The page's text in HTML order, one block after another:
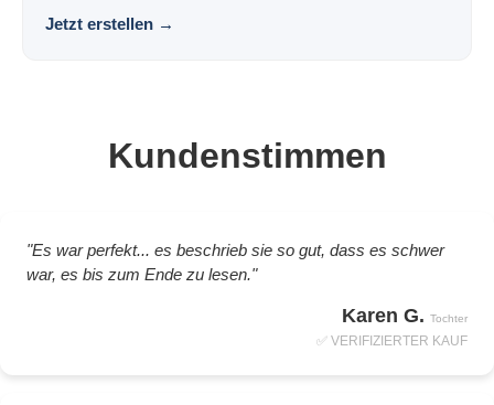
Jetzt erstellen →
Kundenstimmen
"Es war perfekt... es beschrieb sie so gut, dass es schwer
war, es bis zum Ende zu lesen."
Karen G. Tochter
✅ VERIFIZIERTER KAUF